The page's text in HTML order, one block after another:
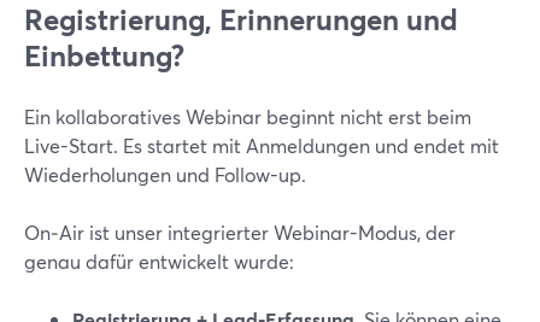
Registrierung, Erinnerungen und
Einbettung?
Ein kollaboratives Webinar beginnt nicht erst beim
Live-Start. Es startet mit Anmeldungen und endet mit
Wiederholungen und Follow-up.
On‑Air ist unser integrierter Webinar-Modus, der
genau dafür entwickelt wurde: